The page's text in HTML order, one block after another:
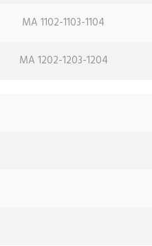
MA 1102-1103-1104
MA 1202-1203-1204